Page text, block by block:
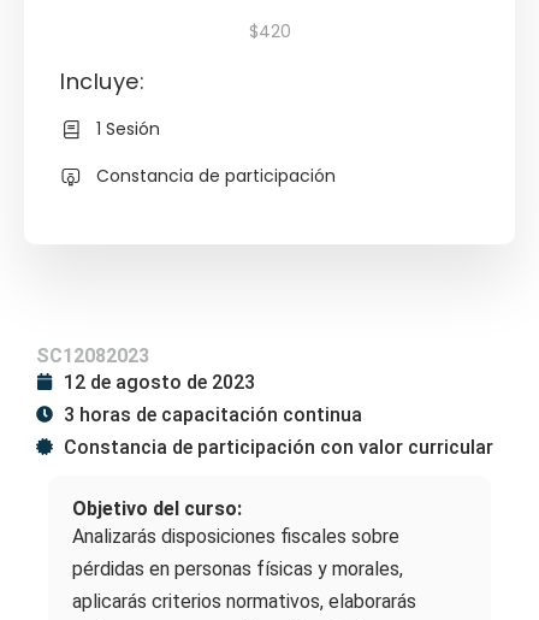
SC12082023
12 de agosto de 2023
3 horas de capacitación continua
Constancia de participación con valor curricular
Objetivo del curso:
Analizarás disposiciones fiscales sobre
pérdidas en personas físicas y morales,
aplicarás criterios normativos, elaborarás
$420
Incluye:
1 Sesión
Constancia de participación